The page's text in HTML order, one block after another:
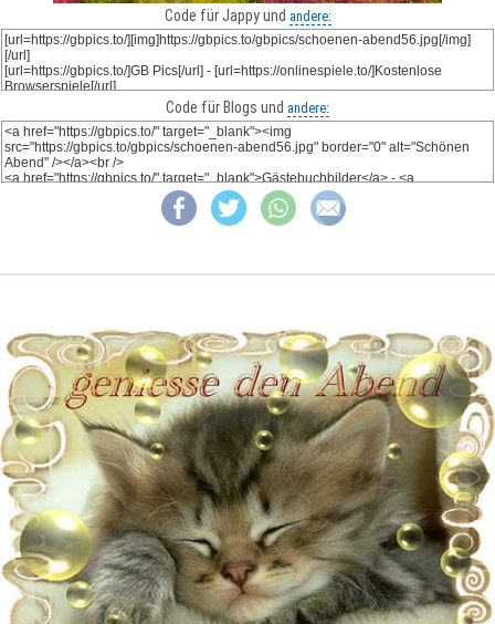
Code für Jappy und andere:
Code für Blogs und andere: